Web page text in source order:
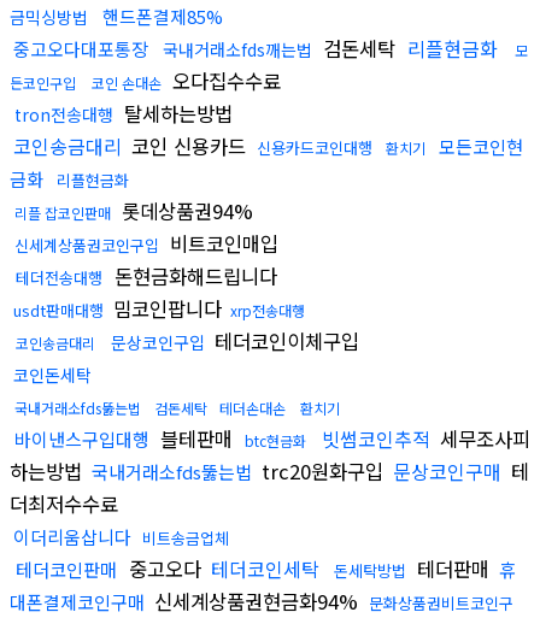
금믹싱방법
핸드폰결제85%
중고오다대포통장 국내거래소fds깨는법 검돈세탁 리플현금화
모
든코인구입
코인 손대손 오다집수수료
tron전송대행 탈세하는방법
코인송금대리 코인 신용카드 신용카드코인대행 환치기
모든코인현
금화
리플현금화
리플 잡코인판매 롯데상품권94%
신세계상품권코인구입 비트코인매입
테더전송대행 돈현금화해드립니다
usdt판매대행 밈코인팝니다 xrp전송대행
코인송금대리
문상코인구입 테더코인이체구입
코인돈세탁
국내거래소fds뚫는법 검돈세탁 테더손대손 환치기
바이낸스구입대행 블테판매 btc현금화 빗썸코인추적 세무조사피
하는방법 국내거래소fds뚫는법 trc20원화구입 문상코인구매 테
더최저수수료
이더리움삽니다 비트송금업체
테더코인판매 중고오다 테더코인세탁 돈세탁방법 테더판매 휴
대폰결제코인구매 신세계상품권현금화94% 문화상품권비트코인구